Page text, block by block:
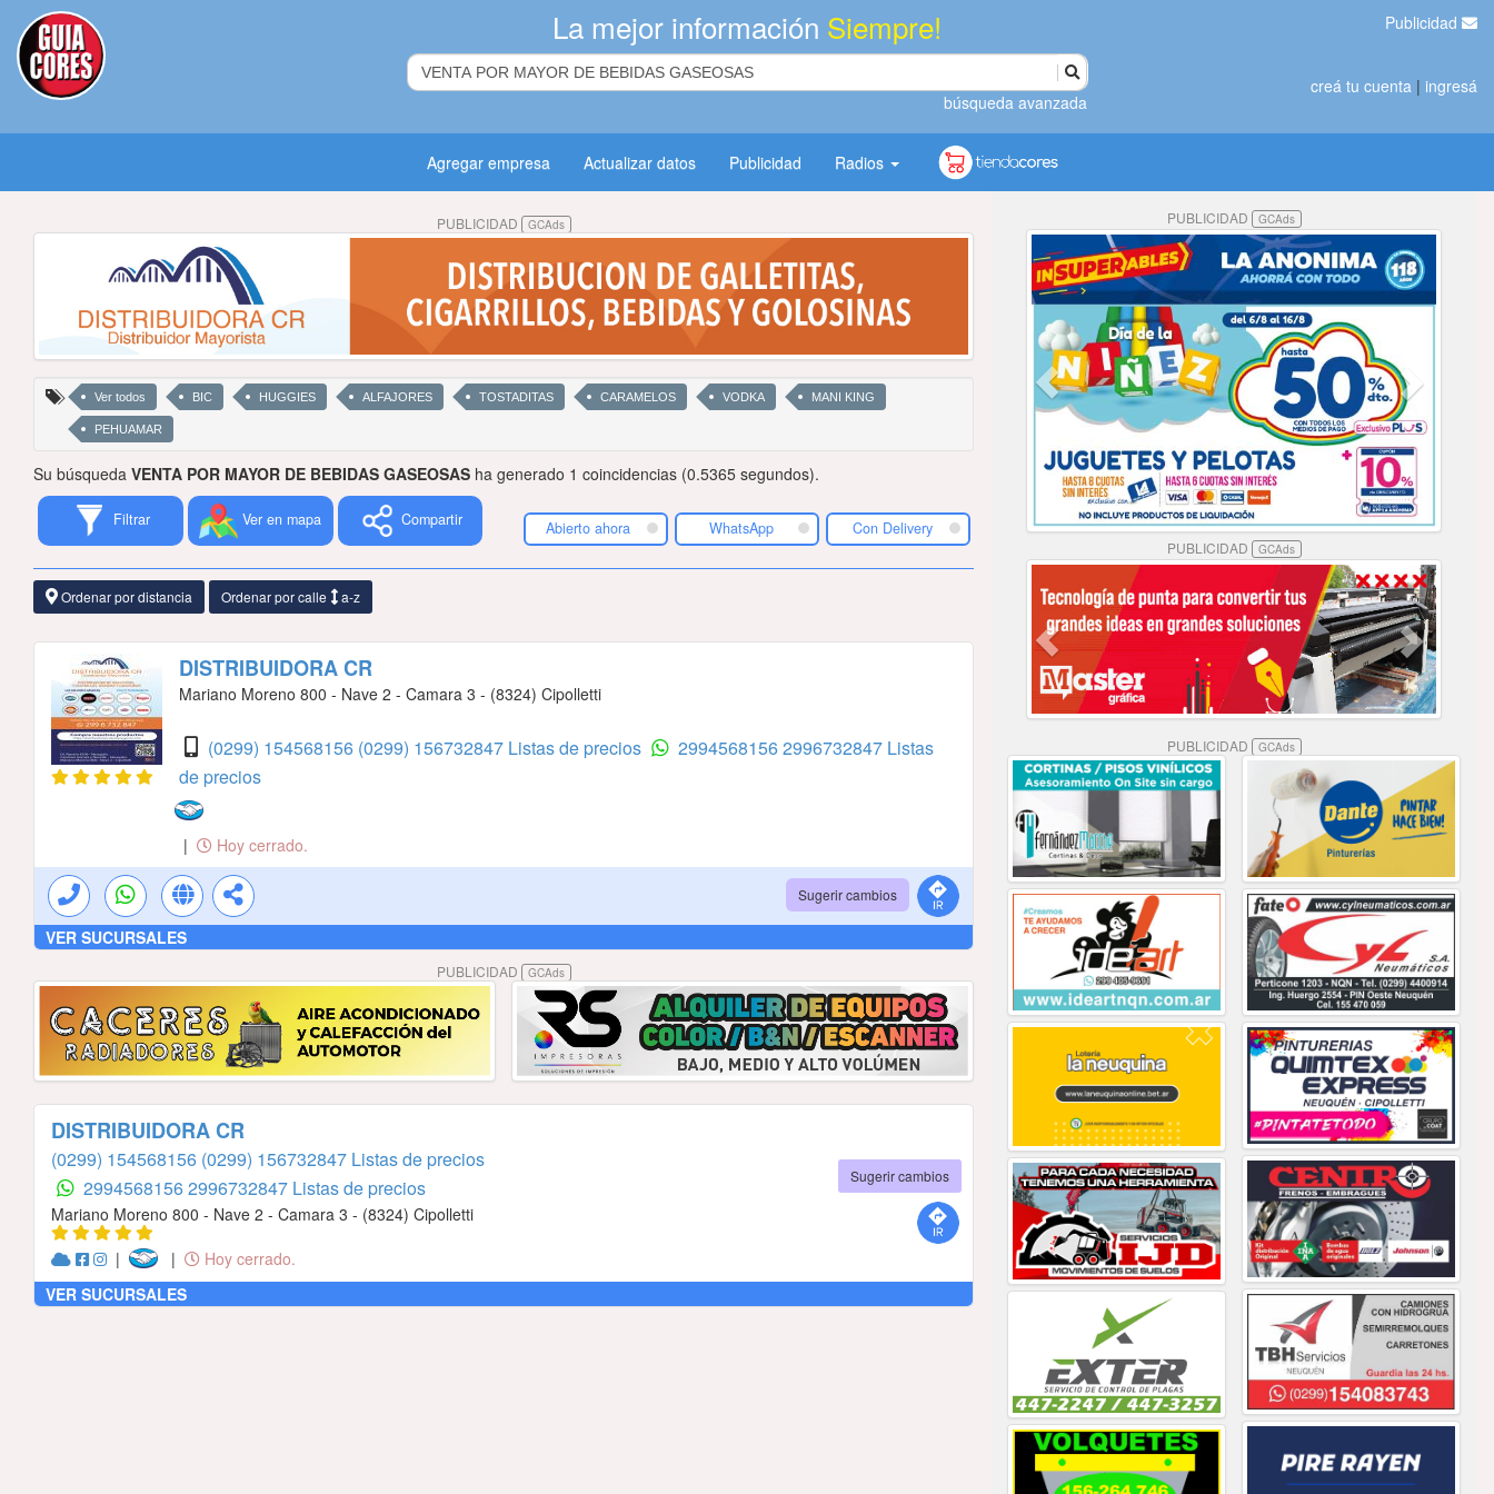
La mejor información Siempre!
búsqueda avanzada
Publicidad
creá tu cuenta | ingresá
Agregar empresa Actualizar datos Publicidad Radios
PUBLICIDAD GCAds
Ver todos BIC HUGGIES ALFAJORES TOSTADITAS CARAMELOS VODKA MANI KING
PEHUAMAR
Su búsqueda VENTA POR MAYOR DE BEBIDAS GASEOSAS ha generado 1 coincidencias (0.5365 segundos).
Filtrar Ver en mapa Compartir Abierto ahora WhatsApp Con Delivery
Ordenar por distancia Ordenar por calle a-z
DISTRIBUIDORA CR
Mariano Moreno 800 - Nave 2 - Camara 3 - (8324) Cipolletti
(0299) 154568156 (0299) 156732847 Listas de precios 29945681562996732847 Listas
de precios
| Hoy cerrado.
Sugerir cambios
VER SUCURSALES
PUBLICIDAD GCAds
DISTRIBUIDORA CR
(0299) 154568156 (0299) 156732847 Listas de precios
29945681562996732847 Listas de precios
Mariano Moreno 800 - Nave 2 - Camara 3 - (8324) Cipolletti
|
| Hoy cerrado.
Sugerir cambios
VER SUCURSALES
PUBLICIDAD GCAds
PUBLICIDAD GCAds
PUBLICIDAD GCAds